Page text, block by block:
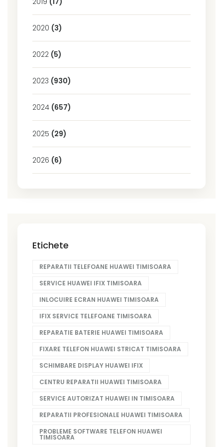
2020 (3)
2022 (5)
2023 (930)
2024 (657)
2025 (29)
2026 (6)
Etichete
REPARATII TELEFOANE HUAWEI TIMISOARA
SERVICE HUAWEI IFIX TIMISOARA
INLOCUIRE ECRAN HUAWEI TIMISOARA
IFIX SERVICE TELEFOANE TIMISOARA
REPARATIE BATERIE HUAWEI TIMISOARA
FIXARE TELEFON HUAWEI STRICAT TIMISOARA
SCHIMBARE DISPLAY HUAWEI IFIX
CENTRU REPARATII HUAWEI TIMISOARA
SERVICE AUTORIZAT HUAWEI IN TIMISOARA
REPARATII PROFESIONALE HUAWEI TIMISOARA
PROBLEME SOFTWARE TELEFON HUAWEI
TIMISOARA